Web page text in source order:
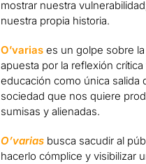
mostrar nuestra
nuestra propia historia.
O’varias es un golpe sobre
apuesta por la reflexión crítica
educación como única salida
sociedad que nos quiere
sumisas y alienadas.
O’varias busca sacudir al
hacerlo cómplice y visibilizar